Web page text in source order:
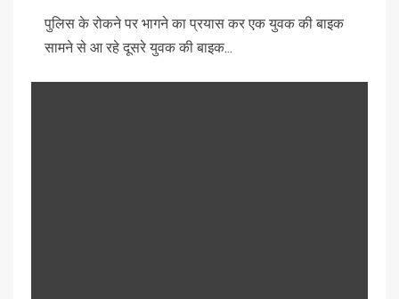
पुलिस के रोकने पर भागने का प्रयास कर एक युवक की बाइक
सामने से आ रहे दूसरे युवक की बाइक...